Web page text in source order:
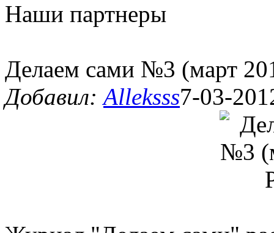
Наши партнеры
Делаем сами №3 (март
Добавил:Alleksss7-03-